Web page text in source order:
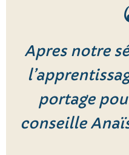
Apres notre
portage
conseille